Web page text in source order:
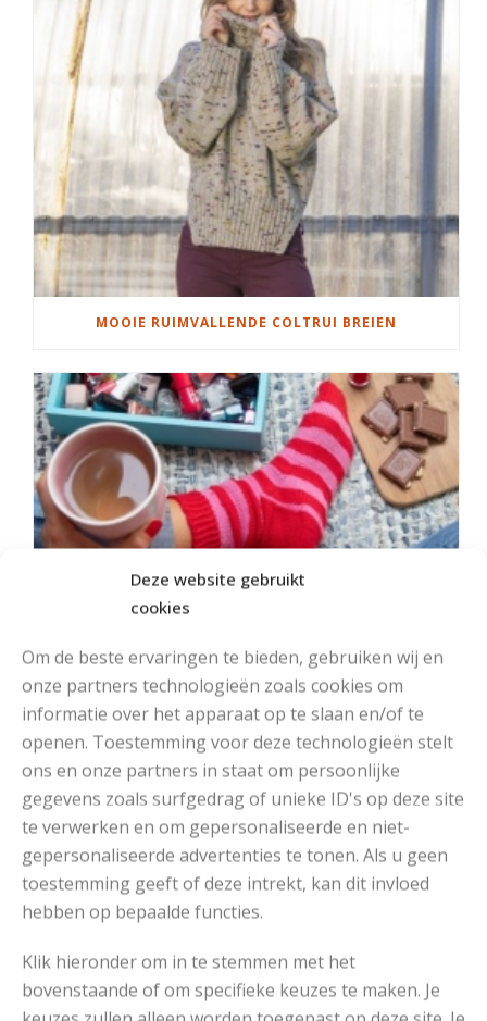
Deze website gebruikt
cookies
Om de beste ervaringen te bieden, gebruiken wij en
onze partners technologieën zoals cookies om
informatie over het apparaat op te slaan en/of te
openen. Toestemming voor deze technologieën stelt
ons en onze partners in staat om persoonlijke
gegevens zoals surfgedrag of unieke ID's op deze site
te verwerken en om gepersonaliseerde en niet-
gepersonaliseerde advertenties te tonen. Als u geen
toestemming geeft of deze intrekt, kan dit invloed
hebben op bepaalde functies.
Klik hieronder om in te stemmen met het
bovenstaande of om specifieke keuzes te maken. Je
MOOIE RUIMVALLENDE COLTRUI BREIEN
MOOIE DIKGESTREEPTE SOKKEN BREIEN VAN DURABLE GAREN